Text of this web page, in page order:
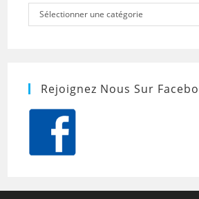
Catégories
Sélectionner une catégorie
Rejoignez Nous Sur